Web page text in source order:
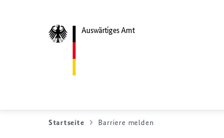
Auswärtiges Amt
Startseite Barriere melden